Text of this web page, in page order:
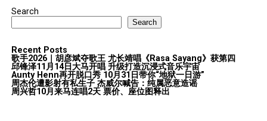
Search
Search
Recent Posts
歌手2026｜胡彦斌夺歌王 尤长靖唱《Rasa Sayang》获第四
邱锋泽11月14日大马开唱 升级打造沉浸式音乐宇宙
Aunty Henn再开脱口秀 10月31日带你“地狱一日游”
周杰伦遭影射有私生子 杰威尔喊告：纯属恶意造谣
周兴哲10月来马连唱2天 票价、座位图释出